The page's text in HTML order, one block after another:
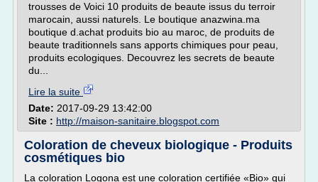
trousses de Voici 10 produits de beaute issus du terroir
marocain, aussi naturels. Le boutique anazwina.ma
boutique d.achat produits bio au maroc, de produits de
beaute traditionnels sans apports chimiques pour peau,
produits ecologiques. Decouvrez les secrets de beaute
du...
Lire la suite
Date: 2017-09-29 13:42:00
Site : http://maison-sanitaire.blogspot.com
Coloration de cheveux biologique - Produits
cosmétiques bio
La coloration Logona est une coloration certifiée «Bio» qui